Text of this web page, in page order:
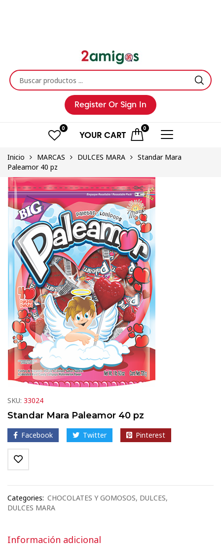
Register Or Sign In
0 0
YOUR CART
Inicio MARCAS DULCES MARA
Standar Mara
Paleamor 40 pz
SKU: 33024
Standar Mara Paleamor 40 pz
Facebook Twitter Pinterest
Categories: CHOCOLATES Y GOMOSOS, DULCES,
DULCES MARA
Información adicional